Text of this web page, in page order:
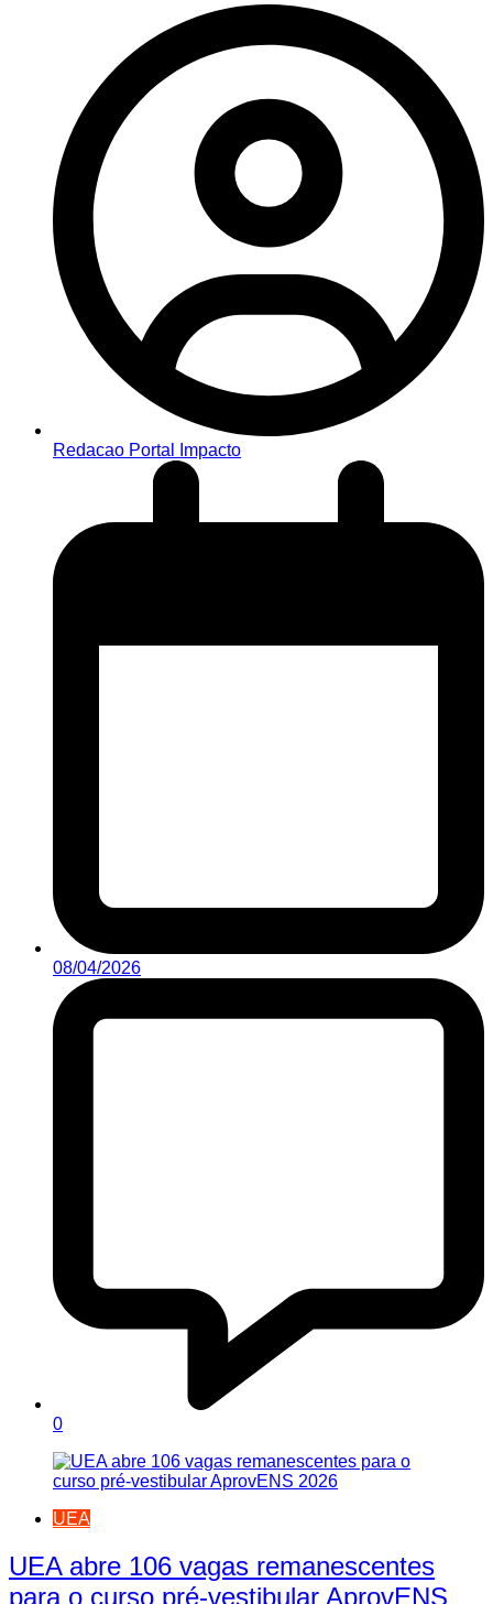
Redacao Portal Impacto
08/04/2026
0
UEA
UEA abre 106 vagas remanescentes
para o curso pré-vestibular AprovENS